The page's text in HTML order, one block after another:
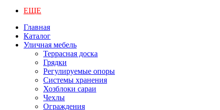
ЕЩЕ
Главная
Каталог
Уличная мебель
Террасная доска
Грядки
Регулируемые опоры
Системы хранения
Хозблоки сараи
Чехлы
Ограждения